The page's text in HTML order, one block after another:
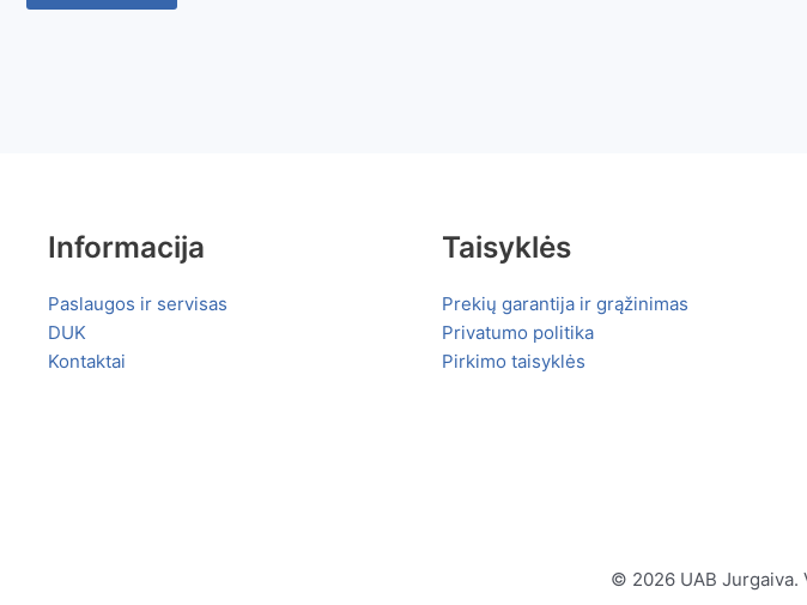
Informacija
Paslaugos ir servisas
DUK
Kontaktai
Taisyklės
Prekių garantija ir grąžinimas
Privatumo politika
Pirkimo taisyklės
© 2026 UAB Jurgaiva.